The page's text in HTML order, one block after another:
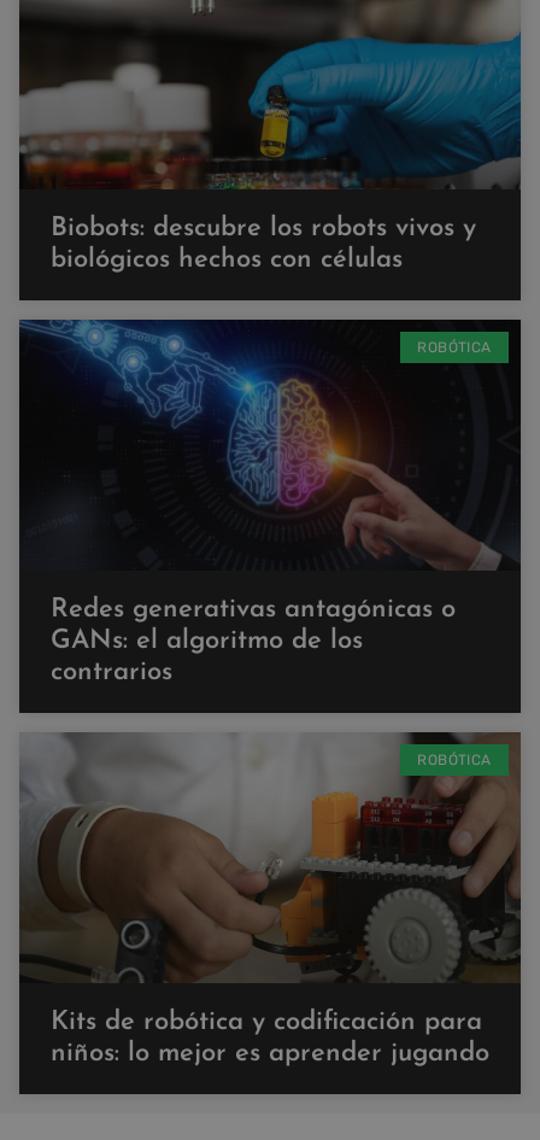
Biobots: descubre los robots vivos y
biológicos hechos con células
ROBÓTICA
Redes generativas antagónicas o
GANs: el algoritmo de los
contrarios
ROBÓTICA
Kits de robótica y codificación para
niños: lo mejor es aprender jugando